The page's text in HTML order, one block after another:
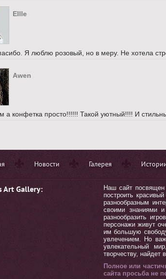
Ellle
Я люблю розовый, но в меру. Не хотела
Awen
а конфетка просто!!!!!! Такой уютный!!!! И
Новости Галерея
Art Gallery:
Наш сайт
построить
разнообразным
своими знаниями
разнообразить
персонажи живут
им большую
увлечением. Но
увлекательный
творчеству, найдет
Полное или
сайта просьба не